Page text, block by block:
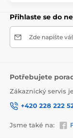
Přihlaste se do
Zde napište
Potřebujete
Zákaznický servis
+420 228 222
Jsme také na: